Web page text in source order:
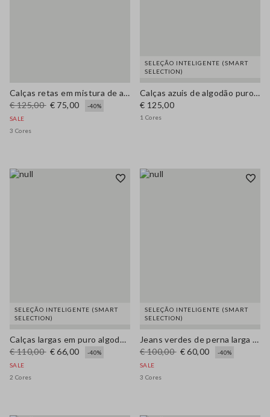
Calças retas em mistura de algodão e linho roxo com corte regular
€ 125,00 € 75,00
-40%
SALE
3 Cores
SELEÇÃO INTELIGENTE (SMART
SELECTION)
Calças azuis de algodão puro de perna direita
€ 125,00
1 Cores
SELEÇÃO INTELIGENTE (SMART
SELECTION)
Calças largas em puro algodão bege
€ 110,00 € 66,00
-40%
SALE
2 Cores
SELEÇÃO INTELIGENTE (SMART
SELECTION)
Jeans verdes de perna larga em denim de algodão puro com corte regular
€ 100,00 € 60,00
-40%
SALE
3 Cores